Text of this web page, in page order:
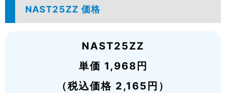
NAST25ZZ 価格
NAST25ZZ
単価 1,968円
（税込価格 2,165円）